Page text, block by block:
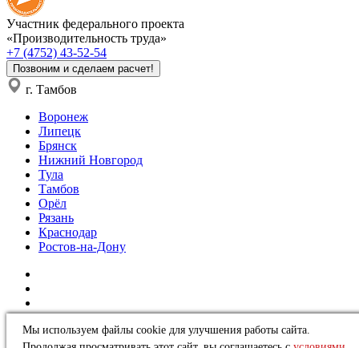
Участник федерального проекта
«Производительность труда»
+7 (4752) 43-52-54
Позвоним и сделаем расчет!
г. Тамбов
Воронеж
Липецк
Брянск
Нижний Новгород
Тула
Тамбов
Орёл
Рязань
Краснодар
Ростов-на-Дону
Политика в отношении обработки персональных данных
Мы используем файлы cookie для улучшения работы сайта.